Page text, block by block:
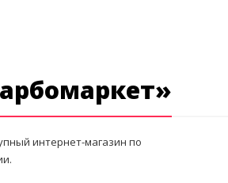
интернет-магазин по